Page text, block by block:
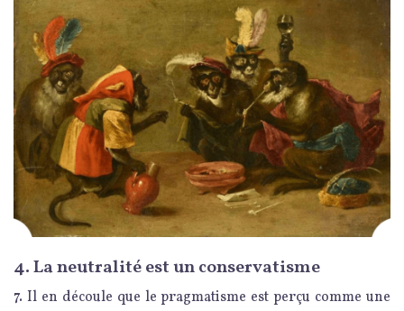
4. La neutralité est un conservatisme
7. Il en découle que le pragmatisme est perçu comme une